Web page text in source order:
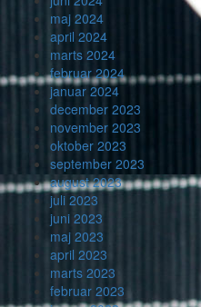
maj 2024
april 2024
marts 2024
februar 2024
januar 2024
december 2023
november 2023
oktober 2023
september 2023
august 2023
juli 2023
juni 2023
maj 2023
april 2023
marts 2023
februar 2023